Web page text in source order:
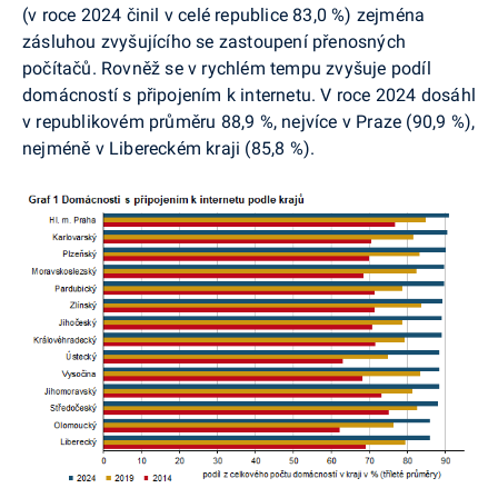
(v roce 2024 činil v celé republice 83,0 %) zejména
zásluhou zvyšujícího se zastoupení přenosných
počítačů. Rovněž se v rychlém tempu zvyšuje podíl
domácností s připojením k internetu. V roce 2024 dosáhl
v republikovém průměru 88,9 %, nejvíce v Praze (90,9 %),
nejméně v Libereckém kraji (85,8 %).